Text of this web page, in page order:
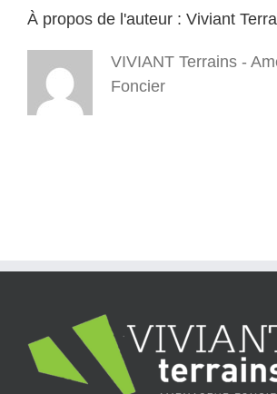
À propos de l'auteur : Viviant
VIVIANT Terrains -
Foncier